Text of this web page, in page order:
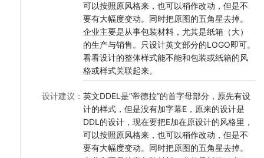
可以按照原风格来，也可以稍作改动，但是不
要有大幅度变动。同时把原图的五角星去掉。
企业主要是从事包装材料，尤其是纸箱（大）
的生产与销售。只设计英文部分的LOGO即可。
看看设计的整体样式能不能和包装或纸箱的风
格或样式关联起来。
设计建议 ： 英文DDEL是“帝德拉”的首字母部分，原先有设
计的样式，但是没有加字幕E，原来的设计是
DDL的设计，现在要把E加在原设计的风格里，
可以按照原风格来，也可以稍作改动，但是不
要有大幅度变动。同时把原图的五角星去掉。